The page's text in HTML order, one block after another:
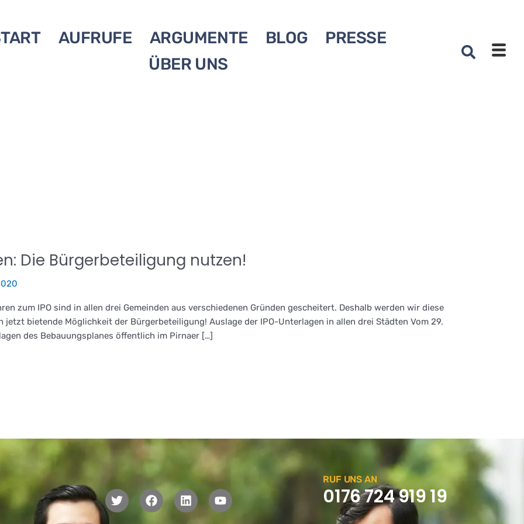
AUFRUFE ARGUMENTE BLOG
PRESSE
ÜBER UNS
Die Bürgerbeteiligung nutzen!
zum IPO sind in allen drei Gemeinden aus verschiedenen Gründen gescheitert. Deshalb werden wir diese
bietende Möglichkeit der Bürgerbeteiligung! Auslage der IPO-Unterlagen in allen drei Städten Vom 29.
des Bebauungsplanes öffentlich im Pirnaer […]
T
w
F
a
L
i
Y
o
RUF UNS AN
0176 724 919 19